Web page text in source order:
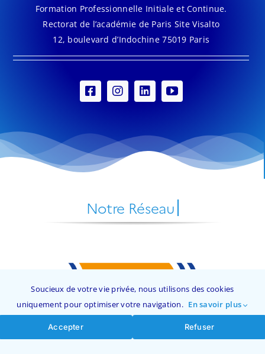
Formation Professionnelle Initiale et Continue.
Rectorat de l’académie de Paris Site Visalto
12, boulevard d’Indochine 75019 Paris
Soucieux de votre vie privée, nous utilisons des cookies
uniquement pour optimiser votre navigation. En savoir plus
Accepter Refuser